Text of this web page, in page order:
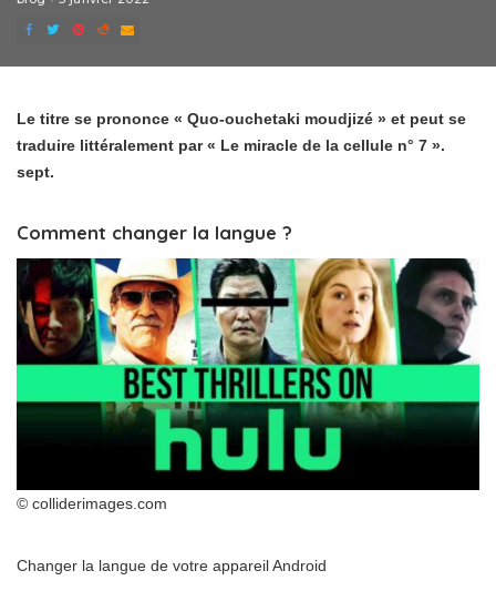
Le titre se prononce « Quo-ouchetaki moudjizé » et peut se
traduire littéralement par « Le miracle de la cellule n° 7 ».
sept.
Comment changer la langue ?
© colliderimages.com
Changer la langue de votre appareil Android